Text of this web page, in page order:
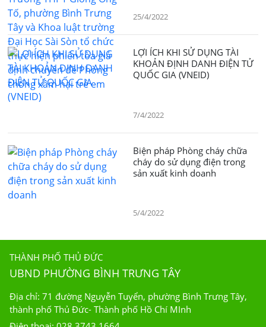
hiện phiên tòa giả định
chuyên đề " Phòng chống xâm
hại trẻ em"
25/4/2022
LỢI ÍCH KHI SỬ DỤNG TÀI
KHOẢN ĐỊNH DANH ĐIỆN TỬ
QUỐC GIA (VNEID)
7/4/2022
Biện pháp Phòng cháy chữa
cháy do sử dụng điện trong
sản xuất kinh doanh
5/4/2022
THÀNH PHỐ THỦ ĐỨC
UBND PHƯỜNG BÌNH TRƯNG TÂY
Địa chỉ: 71 đường Nguyễn Tuyển, phường Bình Trưng Tây,
thành phố Thủ Đức- Thành phố Hồ Chí MInh